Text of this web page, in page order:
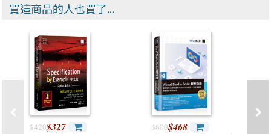
買這商品的人也買了...
$420$327 $600$468